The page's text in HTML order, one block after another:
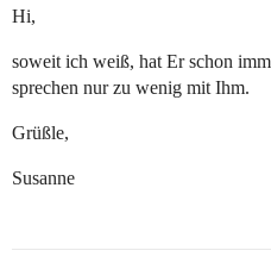
Hi,
soweit ich weiß, hat Er schon
sprechen nur zu wenig mit Ihm.
Grüßle,
Susanne